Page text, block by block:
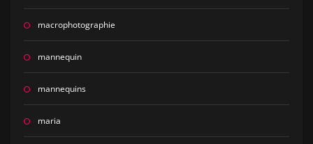
macrophotographie
mannequin
mannequins
maria